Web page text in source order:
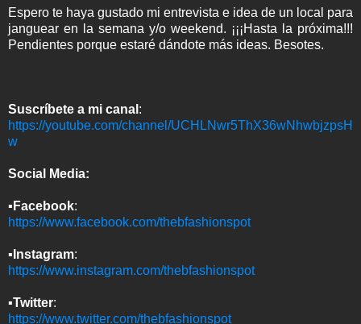
Espero te haya gustado mi entrevista e idea de un local para
janguear en la semana y/o weekend. ¡¡¡Hasta la próxima!!!
Pendientes porque estaré dándote más ideas. Besotes.
Suscríbete a mi canal :
https://youtube.com/channel/UCHLNwr5ThX36wNhwbjzpsH
w
Social Media:
▪︎ Facebook:
https://www.facebook.com/thebfashionspot
▪︎ Instagram:
https://www.instagram.com/thebfashionspot
▪︎Twitter:
https://www.twitter.com/thebfashionspot